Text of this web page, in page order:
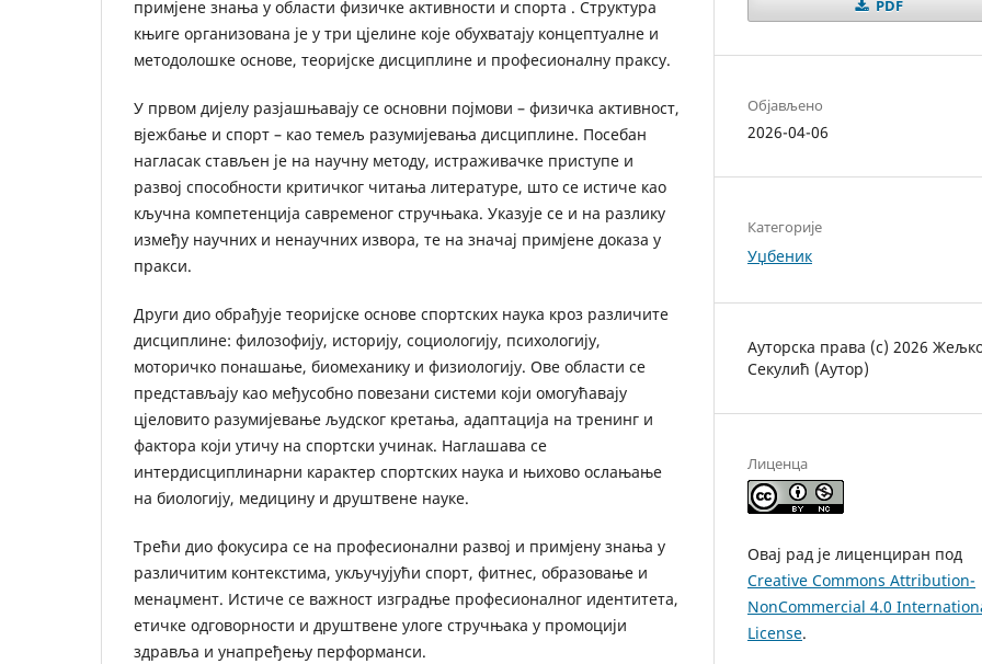
примјене знања у области физичке активности и спорта . Структура
књиге организована је у три цјелине које обухватају концептуалне и
методолошке основе, теоријске дисциплине и професионалну праксу.
У првом дијелу разјашњавају се основни појмови – физичка активност,
вјежбање и спорт – као темељ разумијевања дисциплине. Посебан
нагласак стављен је на научну методу, истраживачке приступе и
развој способности критичког читања литературе, што се истиче као
кључна компетенција савременог стручњака. Указује се и на разлику
између научних и ненаучних извора, те на значај примјене доказа у
пракси.
Други дио обрађује теоријске основе спортских наука кроз различите
дисциплине: филозофију, историју, социологију, психологију,
моторичко понашање, биомеханику и физиологију. Ове области се
представљају као међусобно повезани системи који омогућавају
цјеловито разумијевање људског кретања, адаптација на тренинг и
фактора који утичу на спортски учинак. Наглашава се
интердисциплинарни карактер спортских наука и њихово ослањање
на биологију, медицину и друштвене науке.
Трећи дио фокусира се на професионални развој и примјену знања у
различитим контекстима, укључујући спорт, фитнес, образовање и
менаџмент. Истиче се важност изградње професионалног идентитета,
етичке одговорности и друштвене улоге стручњака у промоцији
здравља и унапређењу перформанси.
PDF
Објављено
2026-04-06
Категорије
Уџбеник
Ауторска права (c) 2026
Секулић (Аутор)
Лиценца
Овај рад је лиценциран под
Creative Commons Attribution-
NonCommercial 4.0
License.